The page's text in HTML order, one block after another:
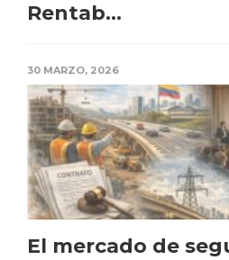
Rentab...
30 MARZO, 2026
El mercado de